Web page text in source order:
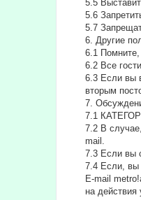
5.5
5.6
5.7
6. Другие
6.1
6.2 Все
6.3 Если вы
вторым
7.
7.1
7.2 В
mail.
7.3 Если вы
7.4 Если, вы
E-mail
на действия